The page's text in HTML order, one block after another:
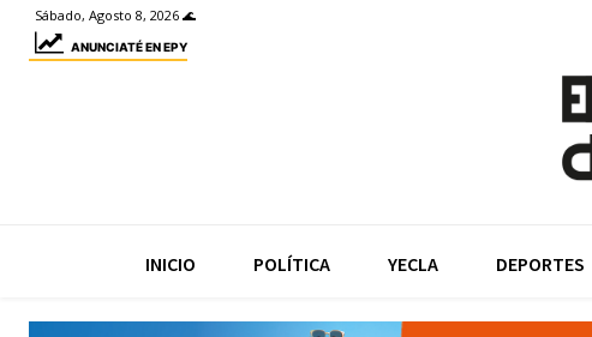
Sábado, Agosto 8, 2026 🌊
ANUNCIATÉ EN EPY
INICIO POLÍTICA YECLA DEPORTES